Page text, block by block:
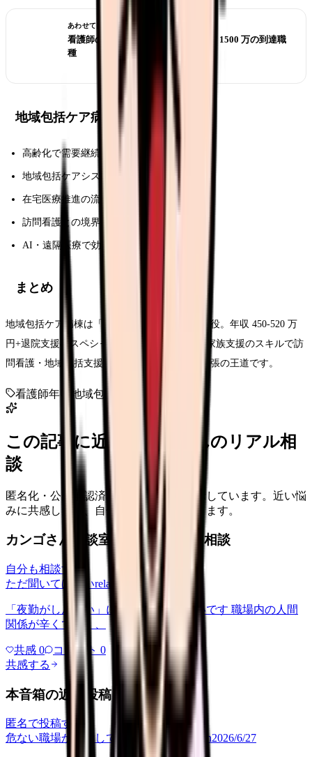
あわせて読みたい
看護師の年収上限｜800 万 / 1000 万 / 1500 万の到達職
種
地域包括ケア病棟の将来性
高齢化で需要継続
地域包括ケアシステムの中核
在宅医療推進の流れで
訪問看護との境界曖昧化
AI・遠隔医療で効率化
まとめ
地域包括ケア病棟は「急性期→在宅」の橋渡し役。年収 450-520 万
円+退院支援のスペシャリスト。多職種連携・家族支援のスキルで訪
問看護・地域包括支援センターへのキャリア拡張の王道です。
看護師年収 地域包括ケア
この記事に近い看護師さんのリアル相
談
匿名化・公開承認済みの本音だけを表示しています。近い悩
みに共感したり、自分の状況を投稿できます。
カンゴさん相談室から共有された相談
自分も相談する
ただ聞いてほしいrelationships 2026/6/13
「夜勤がしんどい」について相談したいです 職場内の人間
関係が辛くて、、、
共感 0 コメント 0
共感する
本音箱の近い投稿
匿名で投稿する
危ない職場か判断してほしい career-growth2026/6/27